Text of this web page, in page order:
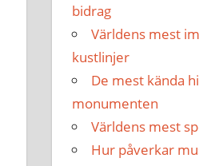
bidrag
Världens mest
kustlinjer
De mest kända
monumenten
Världens mest
Hur påverkar